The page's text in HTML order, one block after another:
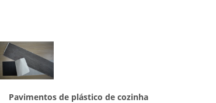
Pavimentos de plástico de cozinha